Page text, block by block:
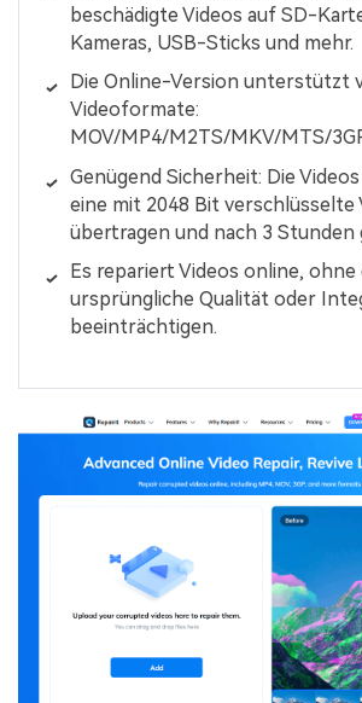
beschädigte Videos auf SD-
Kameras, USB-Sticks und mehr.
Die Online-Version unterstützt
Videoformate:
MOV/MP4/M2TS/MKV/MTS/
Genügend Sicherheit: Die
eine mit 2048 Bit verschlüsselte
übertragen und nach 3 Stunden
Es repariert Videos online, ohne
ursprüngliche Qualität oder
beeinträchtigen.